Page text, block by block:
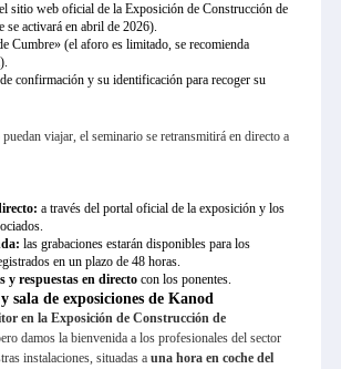
sitio web oficial de la Exposición de Construcción de
se activará en abril de 2026).
Cumbre» (el aforo es limitado, se recomienda
confirmación y su identificación para recoger su
viajar, el seminario se retransmitirá en directo a
a través del portal oficial de la exposición y los
las grabaciones estarán disponibles para los
en un plazo de 48 horas.
y respuestas en directocon los ponentes.
sala de exposiciones de Kanod
en la Exposición de Construcción de
damos la bienvenida a los profesionales del sector
instalaciones, situadas a una hora en coche del